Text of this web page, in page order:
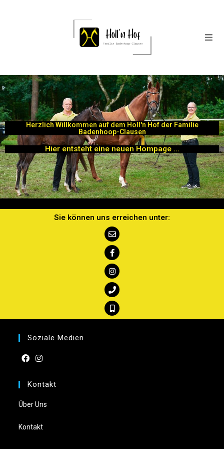
Herzlich Willkommen auf dem Holl'n Hof der Familie
Badenhoop-Clausen
Hier entsteht eine neuen Hompage ...
Sie können uns erreichen unter:
Soziale Medien
Kontakt
Über Uns
Kontakt